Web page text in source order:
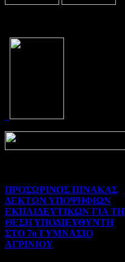
ΠΡΟΣΩΡΙΝΟΣ ΠΙΝΑΚΑΣ
ΔΕΚΤΩΝ ΥΠΟΨΗΦΙΩΝ
ΕΚΠΑΙΔΕΥΤΙΚΩΝ ΓΙΑ ΤΗ
ΘΕΣΗ ΥΠΟΔΙΕΥΘΥΝΤΗ
ΣΤΟ 7ο ΓΥΜΝΑΣΙΟ
ΑΓΡΙΝΙΟΥ